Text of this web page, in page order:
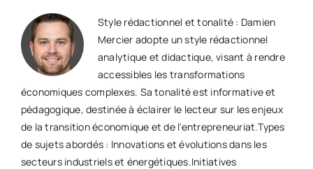
Style rédactionnel et tonalité : Damien
Mercier adopte un style rédactionnel
analytique et didactique, visant à rendre
accessibles les transformations
économiques complexes. Sa tonalité est informative et
pédagogique, destinée à éclairer le lecteur sur les enjeux
de la transition économique et de l'entrepreneuriat.​ Types
de sujets abordés : Innovations et évolutions dans les
secteurs industriels et énergétiques.​ Initiatives